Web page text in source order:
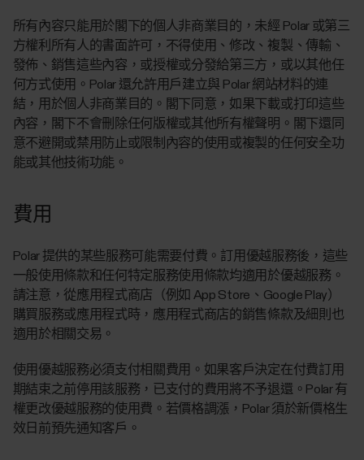
所有內容只能用於閣下的個人非商業目的，未經 Polar 或第三
方權利所有人的書面許可，不得使用、修改、複製、傳輸、
發佈、銷售這些內容，或授權或分發給第三方，或以其他任
何方式使用。Polar 還允許用戶建立與 Polar 網站材料的連
結，用於個人非商業目的。閣下同意，如果下載或打印這些
內容，閣下不會刪除任何版權或其他所有權聲明。閣下還同
意不避開或禁用防止或限制內容的使用或複製的任何安全功
能或其他技術功能。
費用
Polar 提供的某些服務可能需要付費。訂用優越服務後，這些
一般使用條款和任何特定服務使用條款均適用於優越服務。
請注意，從應用程式商店（例如 App Store、Google Play）
購買服務或應用程式時，應用程式商店的銷售條款及細則也
適用於相關交易。
使用優越服務必須支付相關費用。如果客戶決定在付費訂用
期結束之前停用該服務，已支付的費用將不予退還。Polar 有
權更改優越服務的使用費。若價格調漲，Polar 須於新價格生
效日前預先通知客戶。